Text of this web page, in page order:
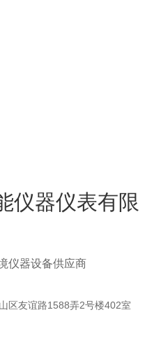
仪器仪表有限
仪器设备供应商
区友谊路1588弄2号楼402室